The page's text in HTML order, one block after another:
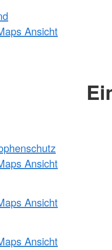
Ansicht
Ansicht
Ansicht
Ansicht